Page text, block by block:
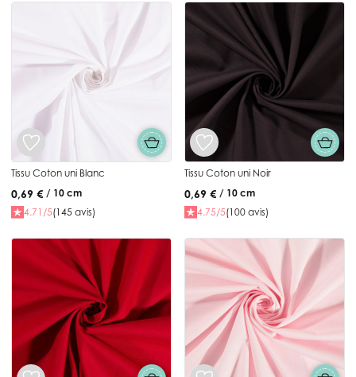
Tissu Coton uni Blanc
0,69 € / 10 cm
4.71/5(145 avis)
Tissu Coton uni Noir
0,69 € / 10 cm
4.75/5(100 avis)